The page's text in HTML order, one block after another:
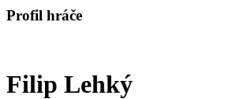
Profil hráče
Filip Lehký